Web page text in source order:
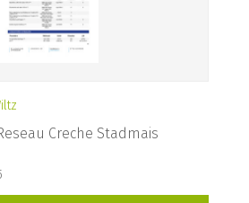
Creche Stadmais